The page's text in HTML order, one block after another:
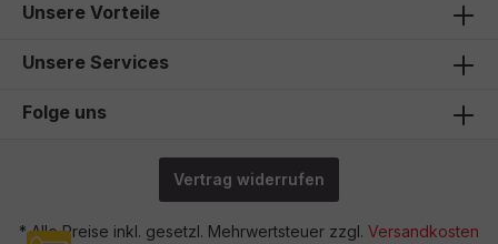
Unsere Vorteile
Unsere Services
Folge uns
Vertrag widerrufen
* Alle Preise inkl. gesetzl. Mehrwertsteuer zzgl. Versandkosten